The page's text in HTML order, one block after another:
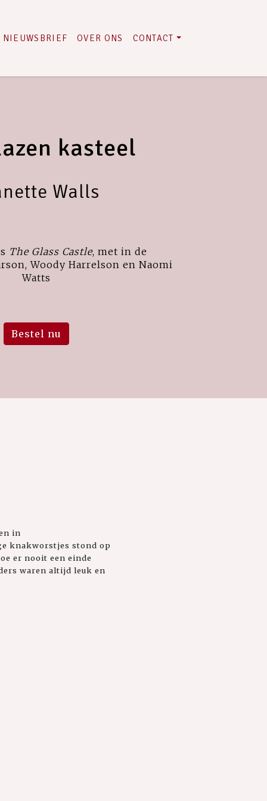
NIEUWSBRIEF OVER ONS CONTACT
kasteel
Walls
The Glass Castle, met in de
Woody Harrelson en Naomi
Watts
Bestel nu
in
knakworstjes stond op
er nooit een einde
waren altijd leuk en